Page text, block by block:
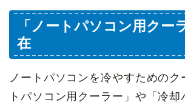
「ノートパソコン用クー
在
ノートパソコンを冷やすためのク
トパソコン用クーラー」や「冷却